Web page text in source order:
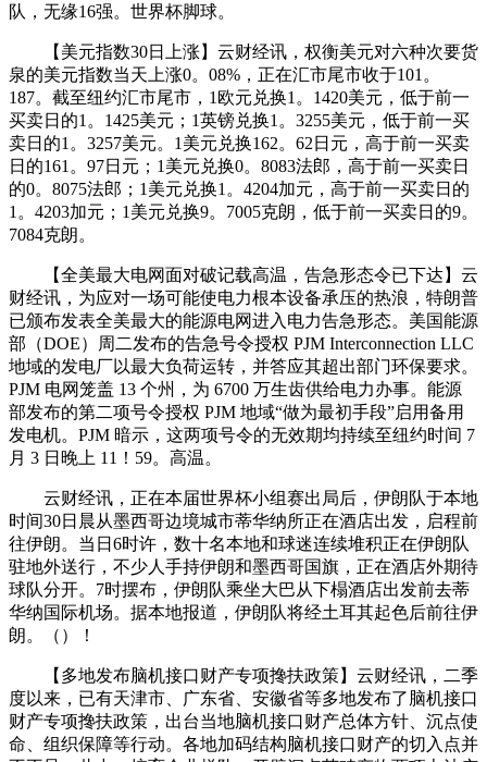
队，无缘16强。世界杯脚球。
【美元指数30日上涨】云财经讯，权衡美元对六种次要货
泉的美元指数当天上涨0。08%，正在汇市尾市收于101。
187。截至纽约汇市尾市，1欧元兑换1。1420美元，低于前一
买卖日的1。1425美元；1英镑兑换1。3255美元，低于前一买
卖日的1。3257美元。1美元兑换162。62日元，高于前一买卖
日的161。97日元；1美元兑换0。8083法郎，高于前一买卖日
的0。8075法郎；1美元兑换1。4204加元，高于前一买卖日的
1。4203加元；1美元兑换9。7005克朗，低于前一买卖日的9。
7084克朗。
【全美最大电网面对破记载高温，告急形态令已下达】云
财经讯，为应对一场可能使电力根本设备承压的热浪，特朗普
已颁布发表全美最大的能源电网进入电力告急形态。美国能源
部（DOE）周二发布的告急号令授权 PJM Interconnection LLC
地域的发电厂以最大负荷运转，并答应其超出部门环保要求。
PJM 电网笼盖 13 个州，为 6700 万生齿供给电力办事。能源
部发布的第二项号令授权 PJM 地域“做为最初手段”启用备用
发电机。PJM 暗示，这两项号令的无效期均持续至纽约时间 7
月 3 日晚上 11！59。高温。
云财经讯，正在本届世界杯小组赛出局后，伊朗队于本地
时间30日晨从墨西哥边境城市蒂华纳所正在酒店出发，启程前
往伊朗。当日6时许，数十名本地和球迷连续堆积正在伊朗队
驻地外送行，不少人手持伊朗和墨西哥国旗，正在酒店外期待
球队分开。7时摆布，伊朗队乘坐大巴从下榻酒店出发前去蒂
华纳国际机场。据本地报道，伊朗队将经土耳其起色后前往伊
朗。（）！
【多地发布脑机接口财产专项搀扶政策】云财经讯，二季
度以来，已有天津市、广东省、安徽省等多地发布了脑机接口
财产专项搀扶政策，出台当地脑机接口财产总体方针、沉点使
命、组织保障等行动。各地加码结构脑机接口财产的切入点并